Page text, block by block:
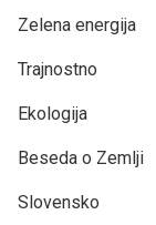
Zelena energija
Trajnostno
Ekologija
Beseda o Zemlji
Slovensko